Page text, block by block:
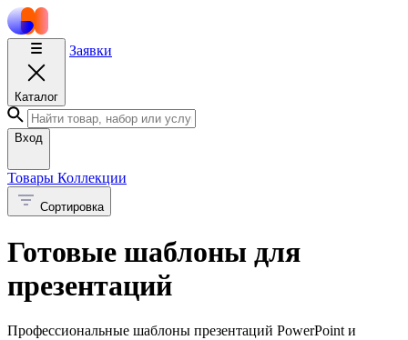
Каталог
Заявки
Вход
Товары Коллекции
Сортировка
Готовые шаблоны для
презентаций
Профессиональные шаблоны презентаций PowerPoint и